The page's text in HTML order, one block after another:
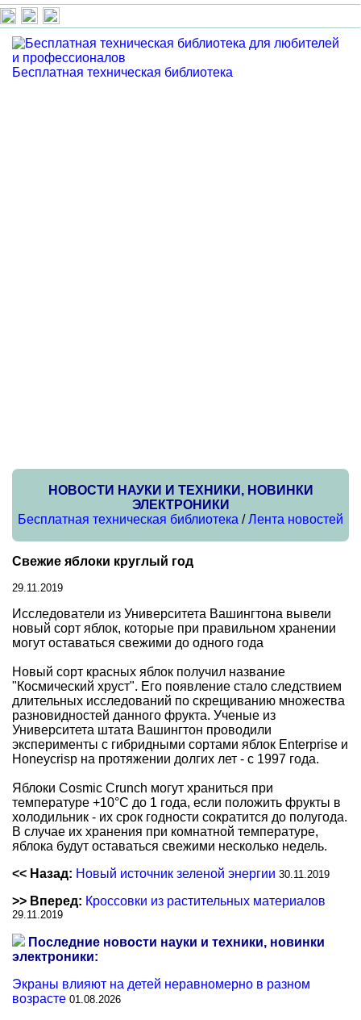
Бесплатная техническая библиотека
НОВОСТИ НАУКИ И ТЕХНИКИ, НОВИНКИ
ЭЛЕКТРОНИКИ
Бесплатная техническая библиотека /Лента новостей
Свежие яблоки круглый год
29.11.2019
Исследователи из Университета Вашингтона вывели
новый сорт яблок, которые при правильном хранении
могут оставаться свежими до одного года
Новый сорт красных яблок получил название
"Космический хруст". Его появление стало следствием
длительных исследований по скрещиванию множества
разновидностей данного фрукта. Ученые из
Университета штата Вашингтон проводили
эксперименты с гибридными сортами яблок Enterprise и
Honeycrisp на протяжении долгих лет - с 1997 года.
Яблоки Cosmic Crunch могут храниться при
температуре +10°C до 1 года, если положить фрукты в
холодильник - их срок годности сократится до полугода.
В случае их хранения при комнатной температуре,
яблока будут оставаться свежими несколько недель.
<< Назад: Новый источник зеленой энергии 30.11.2019
>> Вперед: Кроссовки из растительных материалов
29.11.2019
Последние новости науки и техники, новинки
электроники:
Экраны влияют на детей неравномерно в разном
возрасте 01.08.2026